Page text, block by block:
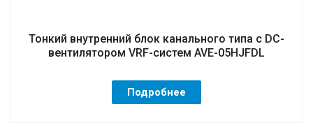
Тонкий внутренний блок канального типа с DC-
вентилятором VRF-систем AVE-05HJFDL
Подробнее